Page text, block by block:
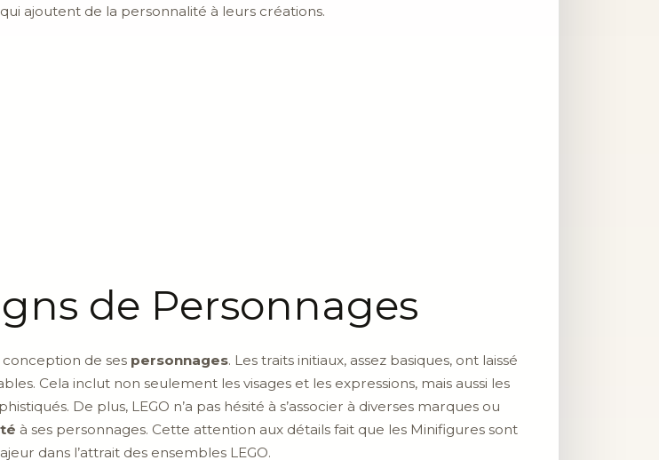
ajoutent de la personnalité à leurs créations.
de Personnages
conception de ses personnages. Les traits initiaux, assez basiques, ont laissé
Cela inclut non seulement les visages et les expressions, mais aussi les
De plus, LEGO n’a pas hésité à s’associer à diverses marques ou
à ses personnages. Cette attention aux détails fait que les Minifigures sont
dans l’attrait des ensembles LEGO.